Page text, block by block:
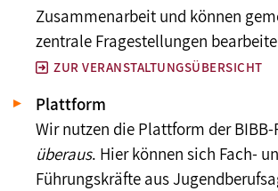
Zusammenarbeit und können
zentrale Fragestellungen
ZUR VERANSTALTUNGSÜBERSICHT
Plattform
Wir nutzen die Plattform der
überaus. Hier können sich Fach-
Führungskräfte aus